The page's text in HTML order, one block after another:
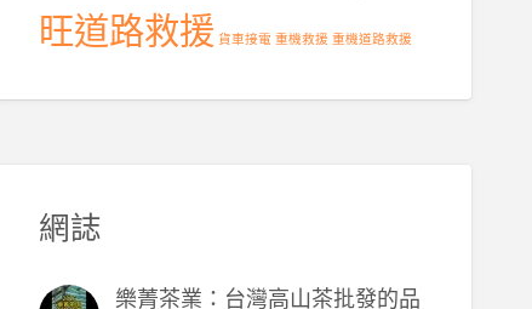
旺道路救援 貨車接電 重機救援 重機道路救援
網誌
樂菁茶業：台灣高山茶批發的品